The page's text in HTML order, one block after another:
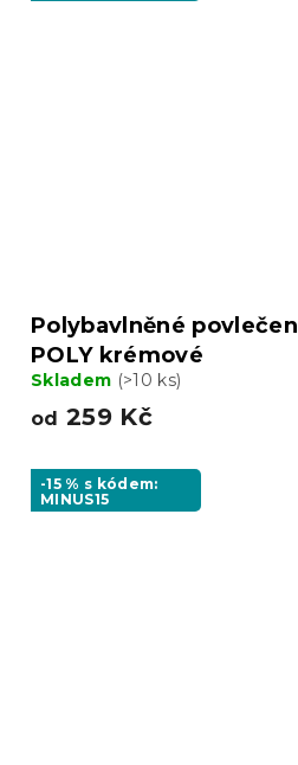
Polybavlněné
POLY krémové
Skladem (>10 ks)
od 259 Kč
-15 % s kódem:
MINUS15